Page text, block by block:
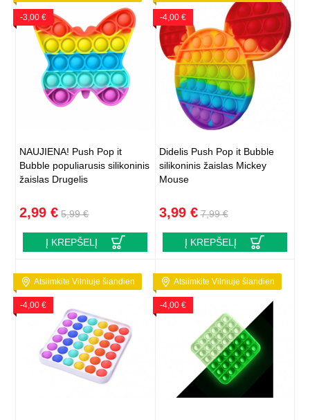
-3,00 €
NAUJIENA! Push Pop it
Bubble populiarusis silikoninis
žaislas Drugelis
2,99 € 5,99 €
Į KREPŠELĮ
-4,00 €
Didelis Push Pop it Bubble
silikoninis žaislas Mickey
Mouse
3,99 € 7,99 €
Į KREPŠELĮ
Atsiimkite Vilniuje šiandien
-4,00 €
Atsiimkite Vilniuje šiandien
-4,00 €